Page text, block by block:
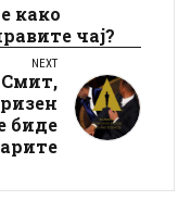
како
чај?
NEXT
биде